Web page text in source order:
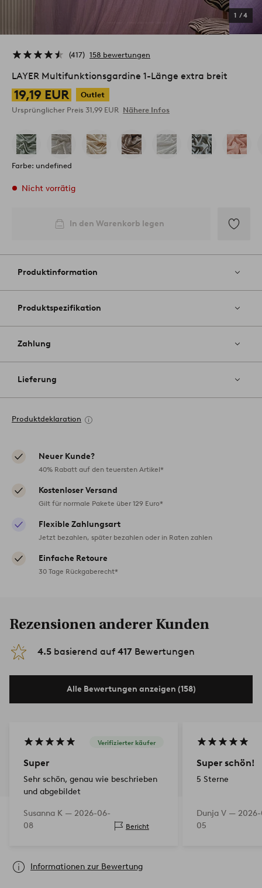
1 /4
417 158 bewertungen
LAYER Multifunktionsgardine 1-Länge extra breit
19,19 EUR
Outlet
Ursprünglicher Preis 31,99 EUR Nähere Infos
Farbe: undefined
Nicht vorrätig
In den Warenkorb legen
Favoriten
Produktinformation
Produktspezifikation
Zahlung
Lieferung
Produktdeklaration
Neuer Kunde?
40% Rabatt auf den teuersten Artikel*
Kostenloser Versand
Gilt für normale Pakete über 129 Euro*
Flexible Zahlungsart
Jetzt bezahlen, später bezahlen oder in Raten zahlen
Einfache Retoure
30 Tage Rückgaberecht*
Rezensionen anderer Kunden
4.5 basierend auf 417 Bewertungen
Alle Bewertungen anzeigen (158)
Verifizierter käufer
Super
Sehr schön, genau wie beschrieben
und abgebildet
Susanna K — 2026-06-
08
Bericht
Super schön!
5 Sterne
Dunja V —
05
Informationen zur Bewertung